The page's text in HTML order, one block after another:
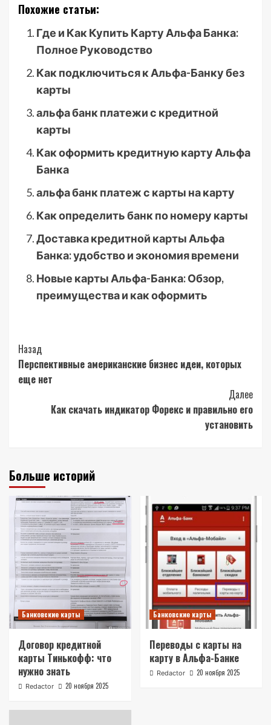
Похожие статьи:
Где и Как Купить Карту Альфа Банка:
Полное Руководство
Как подключиться к Альфа-Банку без
карты
альфа банк платежи с кредитной
карты
Как оформить кредитную карту Альфа
Банка
альфа банк платеж с карты на карту
Как определить банк по номеру карты
Доставка кредитной карты Альфа
Банка: удобство и экономия времени
Новые карты Альфа-Банка: Обзор,
преимущества и как оформить
Post
Navigation
Назад
Перспективные американские бизнес идеи, которых
еще нет
Далее
Как скачать индикатор Форекс и правильно его
установить
Больше историй
Банковские карты
Договор кредитной
карты Тинькофф: что
нужно знать
Redactor 20 ноября 2025
Банковские карты
Переводы с карты на
карту в Альфа-Банке
Redactor 20 ноября 2025